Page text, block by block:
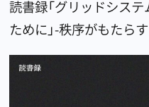
読書録「グリッドシス
ために」-秩序がもたら
Contact